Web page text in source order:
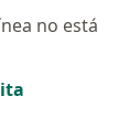
no está